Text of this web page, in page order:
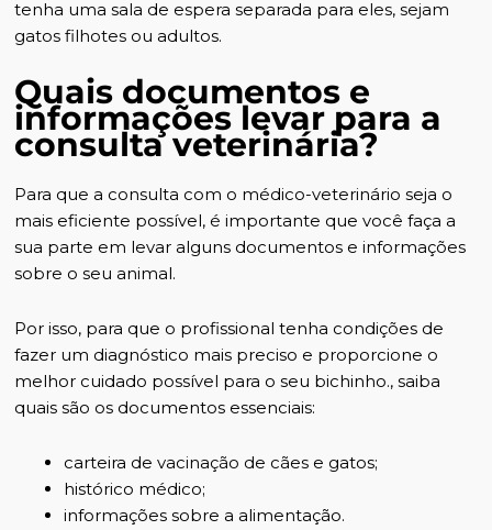
tenha uma sala de espera separada para eles, sejam
gatos filhotes ou adultos.
Quais documentos e
informações levar para a
consulta veterinária?
Para que a consulta com o médico-veterinário seja o
mais eficiente possível, é importante que você faça a
sua parte em levar alguns documentos e informações
sobre o seu animal.
Por isso, para que o profissional tenha condições de
fazer um diagnóstico mais preciso e proporcione o
melhor cuidado possível para o seu bichinho., saiba
quais são os documentos essenciais:
carteira de vacinação de cães e gatos;
histórico médico;
informações sobre a alimentação.